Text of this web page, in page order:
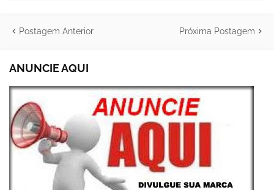
Postagem Anterior Próxima Postagem
ANUNCIE AQUI